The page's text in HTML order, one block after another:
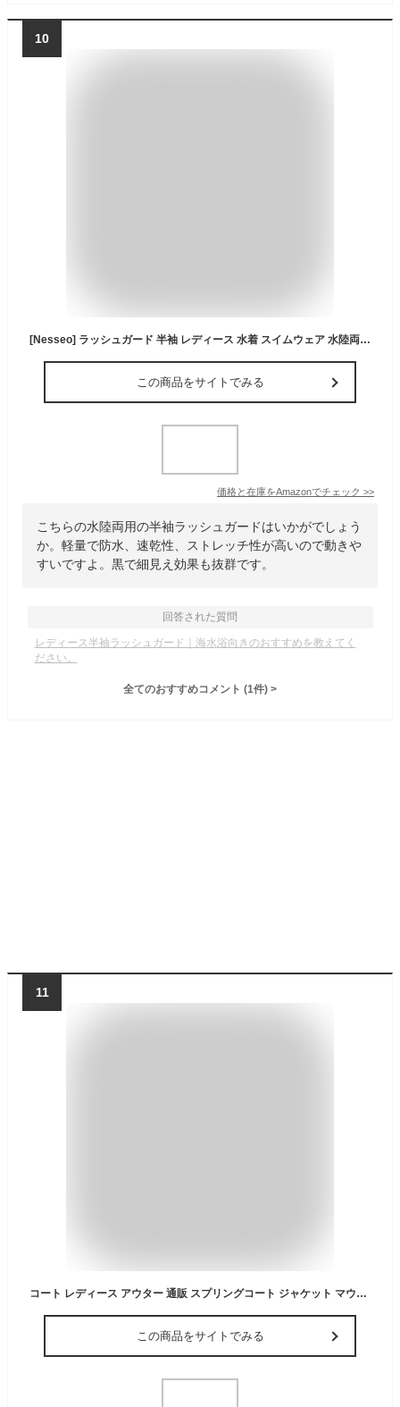
10
[Nesseo] ラッシュガード 半袖 レディース 水着 スイムウェア 水陸両用 スイム シャツ 紫外線対策 日焼け予防 ハイネック 速乾 プール 海 サーフィン 112-blk-gr-L
この商品をサイトでみる
価格と在庫をAmazonでチェック >>
こちらの水陸両用の半袖ラッシュガードはいかがでしょう
か。軽量で防水、速乾性、ストレッチ性が高いので動きや
すいですよ。黒で細見え効果も抜群です。
回答された質問
レディース半袖ラッシュガード｜海水浴向きのおすすめを教えてく
ださい。
全てのおすすめコメント (1件) >
11
コート レディース アウター 通販 スプリングコート ジャケット マウンテンパーカー ロング丈 レディースコート おしゃれ 大人 きれいめ 春 秋 オフィス ビジネス ライトアウター 通勤 仕事 カジュアル 防寒 シンプル レディースファッション 体型カバー
この商品をサイトでみる